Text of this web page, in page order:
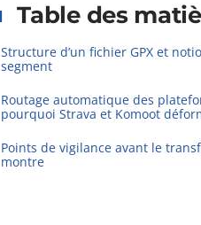
Table des
Structure d’un fichier GPX et
segment
Routage automatique des
pourquoi Strava et Komoot
Points de vigilance avant le
montre